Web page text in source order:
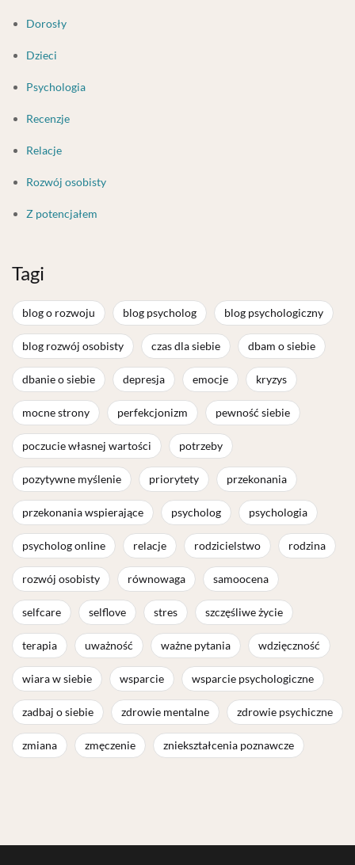
Dorosły
Dzieci
Psychologia
Recenzje
Relacje
Rozwój osobisty
Z potencjałem
Tagi
blog o rozwoju blog psycholog blog psychologiczny
blog rozwój osobisty czas dla siebie dbam o siebie
dbanie o siebie depresja emocje kryzys
mocne strony perfekcjonizm pewność siebie
poczucie własnej wartości potrzeby
pozytywne myślenie priorytety przekonania
przekonania wspierające psycholog psychologia
psycholog online relacje rodzicielstwo rodzina
rozwój osobisty równowaga samoocena
selfcare selflove stres szczęśliwe życie
terapia uważność ważne pytania wdzięczność
wiara w siebie wsparcie wsparcie psychologiczne
zadbaj o siebie zdrowie mentalne zdrowie psychiczne
zmiana zmęczenie zniekształcenia poznawcze